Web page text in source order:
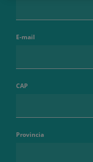
E-mail
CAP
Provincia